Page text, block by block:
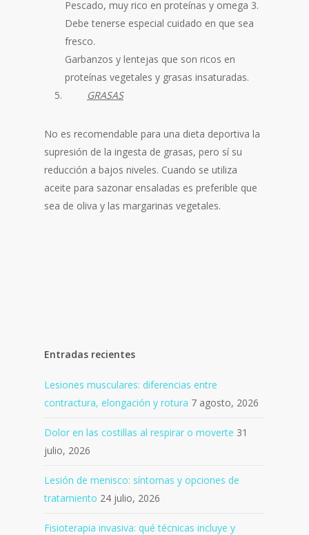
Pescado, muy rico en proteínas y omega 3.
Debe tenerse especial cuidado en que sea
fresco.
Garbanzos y lentejas que son ricos en
proteínas vegetales y grasas insaturadas.
GRASAS
No es recomendable para una dieta deportiva la
supresión de la ingesta de grasas, pero sí su
reducción a bajos niveles. Cuando se utiliza
aceite para sazonar ensaladas es preferible que
sea de oliva y las margarinas vegetales.
Entradas recientes
Lesiones musculares: diferencias entre
contractura, elongación y rotura 7 agosto, 2026
Dolor en las costillas al respirar o moverte 31
julio, 2026
Lesión de menisco: síntomas y opciones de
tratamiento 24 julio, 2026
Fisioterapia invasiva: qué técnicas incluye y